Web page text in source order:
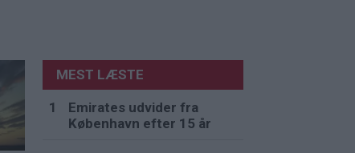
MEST LÆSTE
Emirates udvider fra
København efter 15 år